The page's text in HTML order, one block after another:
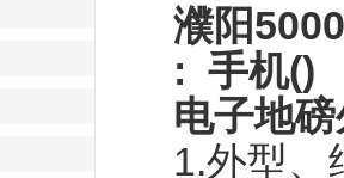
濮阳
: 手机
电子地
1.外型、